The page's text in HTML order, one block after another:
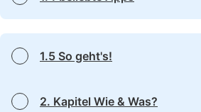
1.5 So geht's!
2. Kapitel Wie & Was?